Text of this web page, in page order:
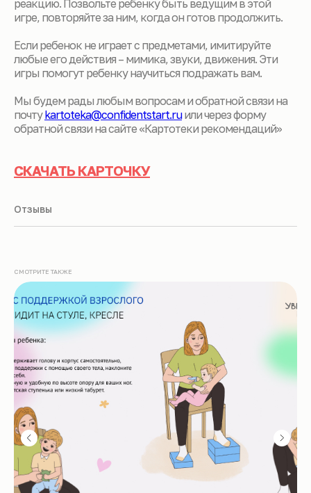
реакцию. Позвольте ребенку быть ведущим в этой
игре, повторяйте за ним, когда он готов продолжить.
Если ребенок не играет с предметами, имитируйте
любые его действия – мимика, звуки, движения. Эти
игры помогут ребенку научиться подражать вам.
Мы будем рады любым вопросам и обратной связи на
почтуkartoteka@confidentstart.ruили через форму
обратной связи на сайте «Картотеки рекомендаций»
СКАЧАТЬ КАРТОЧКУ
Отзывы
СМОТРИТЕ ТАКЖЕ